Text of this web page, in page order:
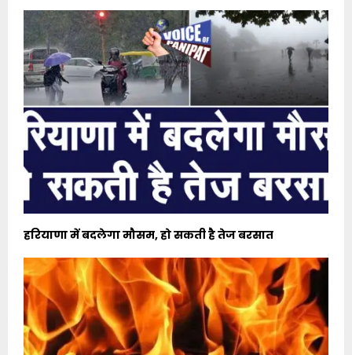
हरियाणा में बदलेगा मौसम, हो सकती है तेज बरसात